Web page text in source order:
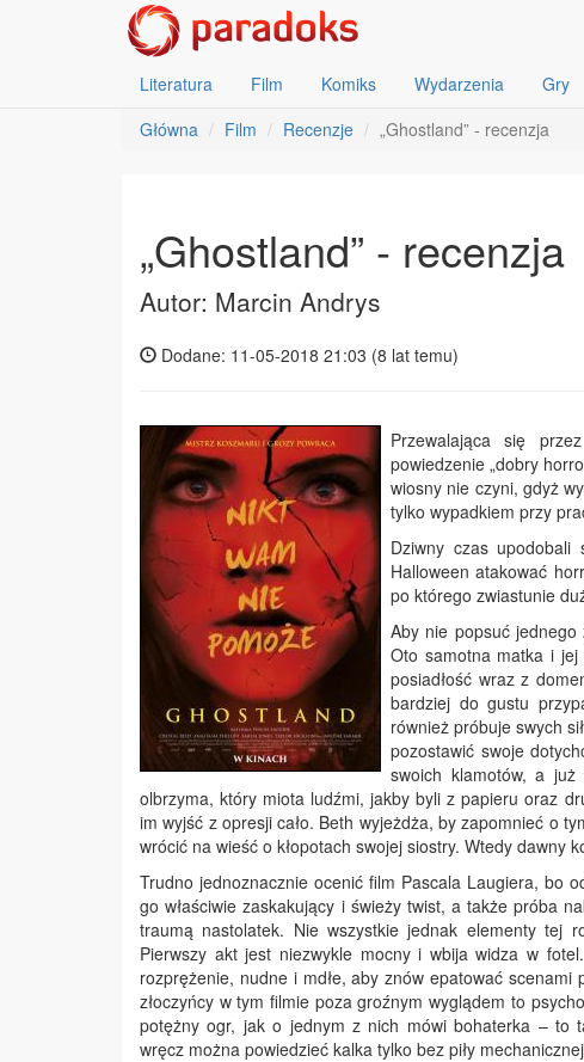
Literatura Film Komiks Wydarzenia Gry
Główna
Film Recenzje „Ghostland” - recenzja
„Ghostland” - recenzja
Autor: Marcin Andrys
Dodane: 11-05-2018 21:03 (8 lat temu)
Przewalająca się
powiedzenie „dobry
wiosny nie czyni, gdyż
tylko wypadkiem przy
Dziwny czas upodobali
Halloween atakować
po którego zwiastunie
Aby nie popsuć jednego
Oto samotna matka i jej
posiadłość wraz z
bardziej do gustu
również próbuje swych
pozostawić swoje
swoich klamotów, a już
olbrzyma, który miota ludźmi, jakby byli z papieru oraz
im wyjść z opresji cało. Beth wyjeżdża, by zapomnieć o
wrócić na wieść o kłopotach swojej siostry. Wtedy dawny
Trudno jednoznacznie ocenić film Pascala Laugiera, bo
go właściwie zaskakujący i świeży twist, a także próba
traumą nastolatek. Nie wszystkie jednak elementy tej
Pierwszy akt jest niezwykle mocny i wbija widza w
rozprężenie, nudne i mdłe, aby znów epatować
złoczyńcy w tym filmie poza groźnym wyglądem to
potężny ogr, jak o jednym z nich mówi bohaterka – to
wręcz można powiedzieć kalka tylko bez piły